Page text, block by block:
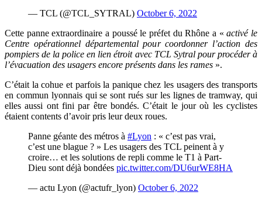
— TCL (@TCL_SYTRAL) October 6, 2022
Cette panne extraordinaire a poussé le préfet du Rhône a «activé le
Centre opérationnel départemental pour coordonner l’action des
pompiers de la police en lien étroit avec TCL Sytral pour procéder à
l’évacuation des usagers encore présents dans les rames ».
C’était la cohue et parfois la panique chez les usagers des transports
en commun lyonnais qui se sont rués sur les lignes de tramway, qui
elles aussi ont fini par être bondés. C’était le jour où les cyclistes
étaient contents d’avoir pris leur deux roues.
Panne géante des métros à #Lyon : « c’est pas vrai,
c’est une blague ? » Les usagers des TCL peinent à y
croire… et les solutions de repli comme le T1 à Part-
Dieu sont déjà bondées pic.twitter.com/DU6urWE8HA
— actu Lyon (@actufr_lyon) October 6, 2022